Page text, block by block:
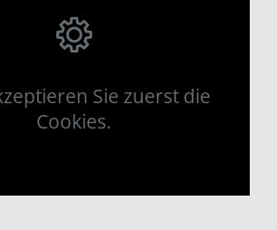
Sie zuerst die
Cookies.